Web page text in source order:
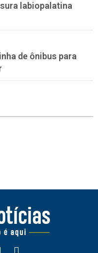
labiopalatina
de ônibus para